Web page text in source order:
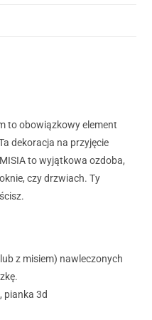
to obowiązkowy element
dekoracja na przyjęcie
to wyjątkowa ozdoba,
czy drzwiach. Ty
z misiem) nawleczonych
pianka 3d